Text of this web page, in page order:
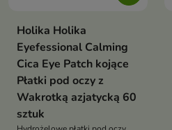
Holika Holika
Eyefessional Calming
Cica Eye Patch kojące
Płatki pod oczy z
Wakrotką azjatycką 60
sztuk